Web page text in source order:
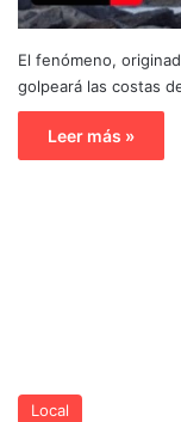
El fenómeno,
golpeará las costas
Leer más »
Local